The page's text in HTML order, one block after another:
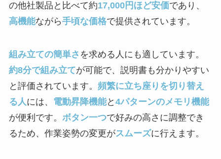
の他社製品と比べて約17,000円ほど安価であり、
高機能ながら手頃な価格で提供されています。
組み立ての簡単さ を求める人にも適しています。
約8分で組み立てが可能で、説明書も分かりやすい
と評価されています。 頻繁に立ち座りを切り替え
る人には、 電動昇降機能と 4パターンのメモリ機能
が便利です。 ボタン一つで好みの高さに調整でき
るため、作業姿勢の変更がスムーズに行えます。